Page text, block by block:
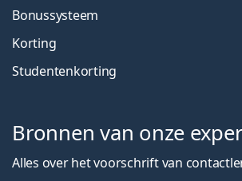
Bonussysteem
Korting
Studentenkorting
Bronnen van onze
Alles over het voorschrift van